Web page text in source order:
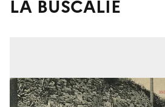
LA BUSCALIE